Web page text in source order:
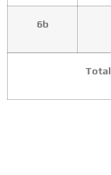
6b
Total